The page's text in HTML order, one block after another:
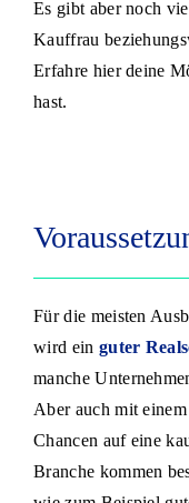
Es gibt aber noch
Kauffrau
Erfahre hier deine
hast.
Für die meisten
wird ein guter
manche
Aber auch mit
Chancen auf eine
Branche kommen